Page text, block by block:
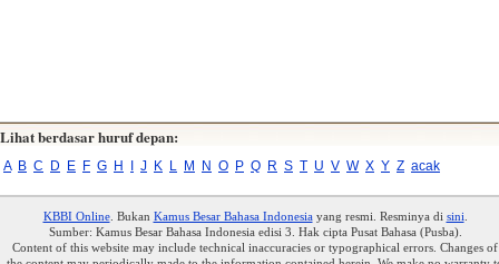
Lihat berdasar huruf depan:
A B C D E F G H J K L M N O P Q R S T U V W X Y Z acak
KBBI Online. Bukan Kamus Besar Bahasa Indonesiayang resmi. Resminya di sini
Sumber: Kamus Besar Bahasa Indonesia edisi 3. Hak cipta Pusat Bahasa (Pusba).
Content of this website may include technical inaccuracies or typographical errors. Changes of